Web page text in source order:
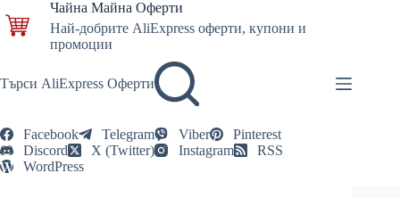
to
content
Чайна Майна Оферти
Най-добрите AliExpress оферти, купони и
промоции
Търси AliExpress Оферти
Facebook Telegram Viber
Pinterest
Discord
X (Twitter) Instagram
RSS
WordPress